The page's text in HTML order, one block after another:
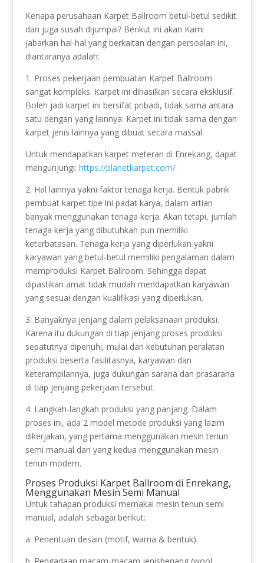
Kenapa perusahaan Karpet Ballroom betul-betul sedikit
dan juga susah dijumpai? Berikut ini akan Kami
jabarkan hal-hal yang berkaitan dengan persoalan ini,
diantaranya adalah:
1. Proses pekerjaan pembuatan Karpet Ballroom
sangat kompleks. Karpet ini dihasilkan secara eksklusif.
Boleh jadi karpet ini bersifat pribadi, tidak sama antara
satu dengan yang lainnya. Karpet ini tidak sama dengan
karpet jenis lainnya yang dibuat secara massal.
Untuk mendapatkan karpet meteran di Enrekang, dapat
mengunjungi: https://planetkarpet.com/
2. Hal lainnya yakni faktor tenaga kerja. Bentuk pabrik
pembuat karpet tipe ini padat karya, dalam artian
banyak menggunakan tenaga kerja. Akan tetapi, jumlah
tenaga kerja yang dibutuhkan pun memiliki
keterbatasan. Tenaga kerja yang diperlukan yakni
karyawan yang betul-betul memiliki pengalaman dalam
memproduksi Karpet Ballroom. Sehingga dapat
dipastikan amat tidak mudah mendapatkan karyawan
yang sesuai dengan kualifikasi yang diperlukan.
3. Banyaknya jenjang dalam pelaksanaan produksi.
Karena itu dukungan di tiap jenjang proses produksi
sepatutnya dipenuhi, mulai dari kebutuhan peralatan
produksi beserta fasilitasnya, karyawan dan
keterampilannya, juga dukungan sarana dan prasarana
di tiap jenjang pekerjaan tersebut.
4. Langkah-langkah produksi yang panjang. Dalam
proses ini, ada 2 model metode produksi yang lazim
dikerjakan, yang pertama menggunakan mesin tenun
semi manual dan yang kedua menggunakan mesin
tenun modern.
Proses Produksi Karpet Ballroom di Enrekang,
Menggunakan Mesin Semi Manual
Untuk tahapan produksi memakai mesin tenun semi
manual, adalah sebagai berikut:
a. Penentuan desain (motif, warna & bentuk).